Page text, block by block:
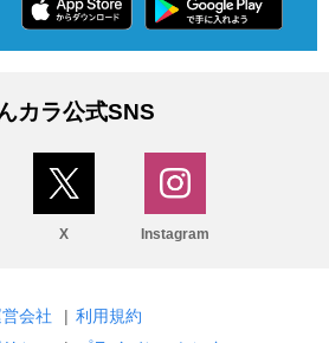
カラ公式SNS
X Instagram
会社 | 利用規約